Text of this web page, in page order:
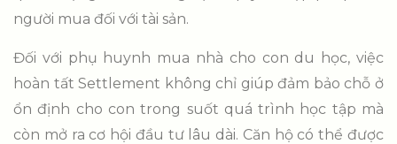
người mua đối với tài sản.
Đối với phụ huynh mua nhà cho con du học, việc
hoàn tất Settlement không chỉ giúp đảm bảo chỗ ở
ổn định cho con trong suốt quá trình học tập mà
còn mở ra cơ hội đầu tư lâu dài. Căn hộ có thể được